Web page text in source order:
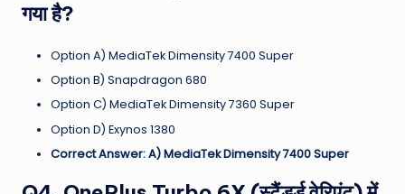
गया है?
Option A) MediaTek Dimensity 7400 Super
Option B) Snapdragon 680
Option C) MediaTek Dimensity 7360 Super
Option D) Exynos 1380
Correct Answer: A) MediaTek Dimensity 7400 Super